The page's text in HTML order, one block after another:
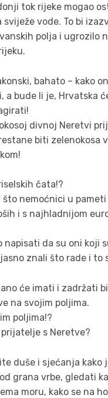
tok rijeke mogao
vode. To bi
polja i ugrozilo
bahato – kako
a bude li je, Hrvatska
divnoj Neretvi
biti zelenokosa
čata!?
što nemoćnici u pameti
i s najhladnijom
napisati da su oni koji
znali što rade i to
će imati i zadržati
na svojim poljima.
poljima!?
s Neretve?
duše i sjećanja kako
grana vrbe, gledati
moru, kako se na